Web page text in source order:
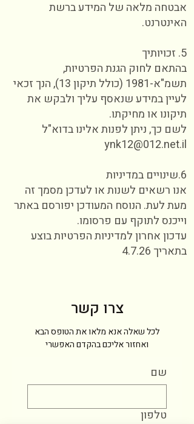
אבטחה מלאה של המידע ברשת
האינטרנט.
5. זכויותיך
בהתאם לחוק הגנת הפרטיות,
תשמ"א-1981 (כולל תיקון 13), הנך זכאי
לעיין במידע שנאסף עליך ולבקש את
תיקונו או מחיקתו.
לשם כך, ניתן לפנות אלינו בדוא"ל
ynk12@012.net.il
6.שינויים במדיניות
אנו רשאים לשנות או לעדכן מסמך זה
מעת לעת. הנוסח המעודכן יפורסם באתר
וייכנס לתוקף עם פרסומו.
עדכון אחרון למדיניות הפרטיות בוצע
בתאריך 4.7.26
צרו קשר
לכל שאלה אנא מלאו את הטופס הבא
ואחזור אליכם בהקדם האפשרי
שם
טלפון